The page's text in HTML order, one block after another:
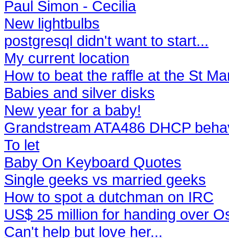
Paul Simon - Cecilia
New lightbulbs
postgresql didn't want to start...
My current location
How to beat the raffle at the St
Babies and silver disks
New year for a baby!
Grandstream ATA486 DHCP
To let
Baby On Keyboard Quotes
Single geeks vs married geeks
How to spot a dutchman on IRC
US$ 25 million for handing over
Can't help but love her...